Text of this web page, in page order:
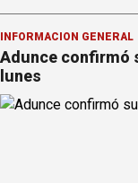
INFORMACION GENERAL
Adunce confirmó
lunes